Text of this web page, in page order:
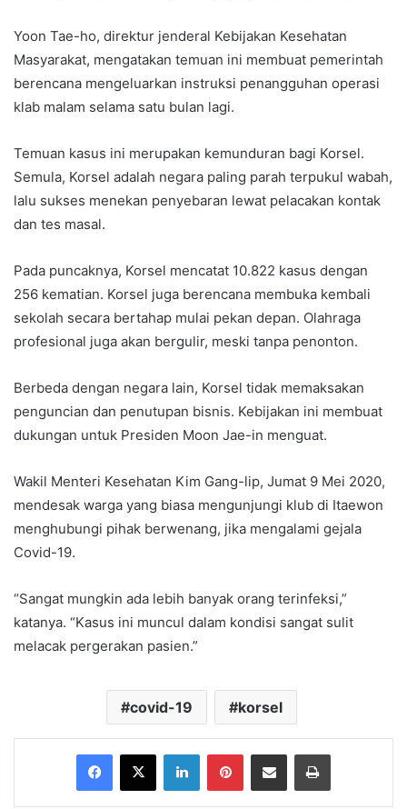
Yoon Tae-ho, direktur jenderal Kebijakan Kesehatan
Masyarakat, mengatakan temuan ini membuat pemerintah
berencana mengeluarkan instruksi penangguhan operasi
klab malam selama satu bulan lagi.
Temuan kasus ini merupakan kemunduran bagi Korsel.
Semula, Korsel adalah negara paling parah terpukul wabah,
lalu sukses menekan penyebaran lewat pelacakan kontak
dan tes masal.
Pada puncaknya, Korsel mencatat 10.822 kasus dengan
256 kematian. Korsel juga berencana membuka kembali
sekolah secara bertahap mulai pekan depan. Olahraga
profesional juga akan bergulir, meski tanpa penonton.
Berbeda dengan negara lain, Korsel tidak memaksakan
penguncian dan penutupan bisnis. Kebijakan ini membuat
dukungan untuk Presiden Moon Jae-in menguat.
Wakil Menteri Kesehatan Kim Gang-lip, Jumat 9 Mei 2020,
mendesak warga yang biasa mengunjungi klub di Itaewon
menghubungi pihak berwenang, jika mengalami gejala
Covid-19.
“Sangat mungkin ada lebih banyak orang terinfeksi,”
katanya. “Kasus ini muncul dalam kondisi sangat sulit
melacak pergerakan pasien.”
covid-19 korsel
Facebook
X LinkedInPinterestShare via Email Print